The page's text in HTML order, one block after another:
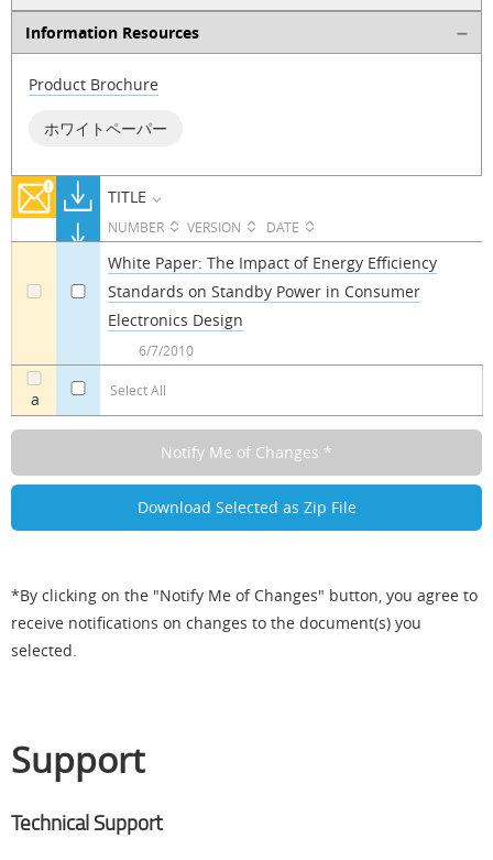
Information Resources
Product Brochure
ホワイトペーパー
TITLE
NUMBER VERSION DATE
a Select All
White Paper: The Impact of Energy Efficiency
Standards on Standby Power in Consumer
Electronics Design
6/7/2010
*By clicking on the "Notify Me of Changes" button, you agree to
receive notifications on changes to the document(s) you
selected.
Support
Technical Support